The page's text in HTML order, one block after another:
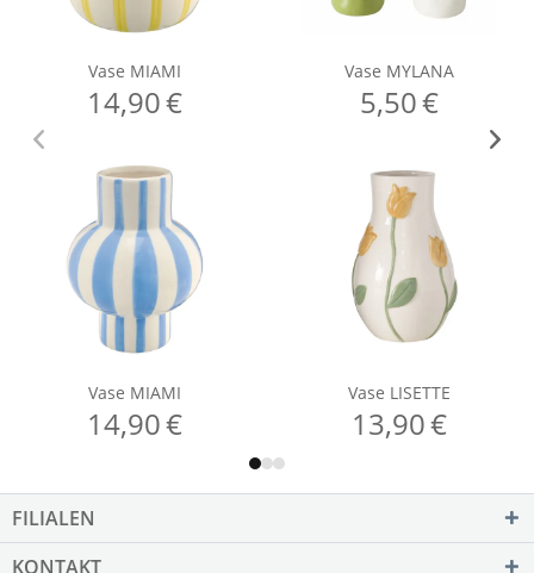
FILIALEN
KONTAKT